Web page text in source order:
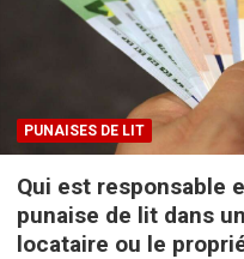
PUNAISES DE LIT
Qui est responsable
punaise de lit dans
locataire ou le